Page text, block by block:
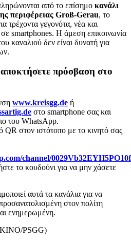
από το επίσημο κανάλι
περιφέρειας Groß-Gerau, το
τρέχοντα γεγονότα, νέα και
σε smartphones. Η άμεση επικοινωνία
καναλιού δεν είναι δυνατή για
πρόσβαση στο
www.kreisgg.de ή
στο smartphone σας και
του WhatsApp.
στον ιστότοπο με το κινητό σας
channel/
το κουδούνι για να μην χάσετε
αυτά τα κανάλια για να
στον πολίτη
ενημερωμένη.
PSGG)